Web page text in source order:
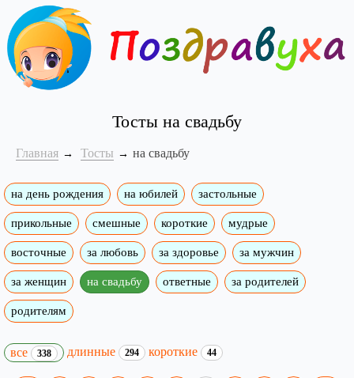
Тосты на свадьбу
Главная Тосты на свадьбу
на день рождения на юбилей застольные
прикольные смешные короткие мудрые
восточные за любовь за здоровье за мужчин
за женщин на свадьбу ответные за родителей
родителям
все 338 длинные 294 короткие 44